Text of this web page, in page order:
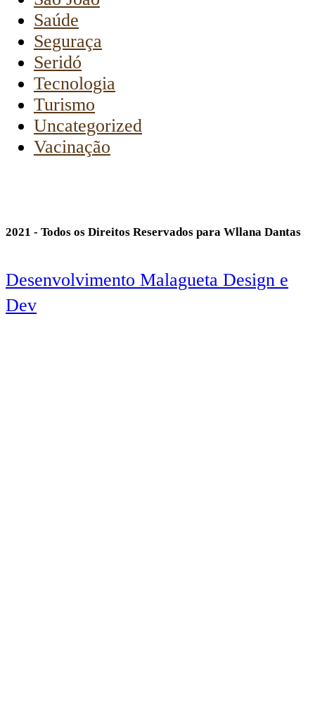
Saúde
Seguraça
Seridó
Tecnologia
Turismo
Uncategorized
Vacinação
2021 - Todos os Direitos Reservados para Wllana Dantas
Desenvolvimento Malagueta Design e
Dev